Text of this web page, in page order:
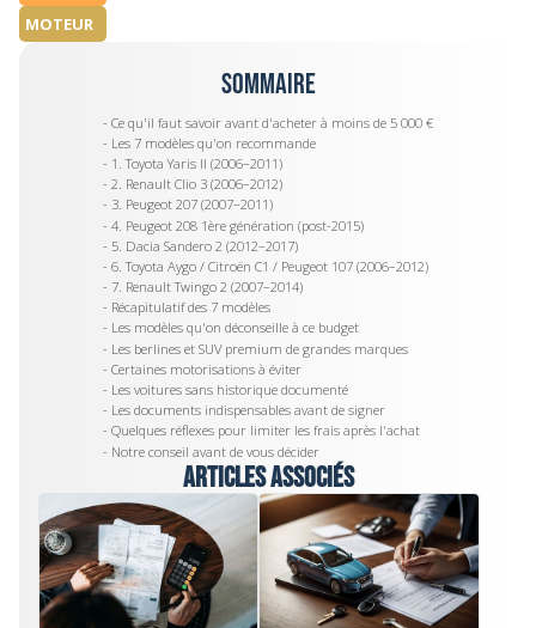
MOTEUR
Sommaire
- Ce qu'il faut savoir avant d'acheter à moins de 5 000 €
- Les 7 modèles qu'on recommande
- 1. Toyota Yaris II (2006–2011)
- 2. Renault Clio 3 (2006–2012)
- 3. Peugeot 207 (2007–2011)
- 4. Peugeot 208 1ère génération (post-2015)
- 5. Dacia Sandero 2 (2012–2017)
- 6. Toyota Aygo / Citroën C1 / Peugeot 107 (2006–2012)
- 7. Renault Twingo 2 (2007–2014)
- Récapitulatif des 7 modèles
- Les modèles qu'on déconseille à ce budget
- Les berlines et SUV premium de grandes marques
- Certaines motorisations à éviter
- Les voitures sans historique documenté
- Les documents indispensables avant de signer
- Quelques réflexes pour limiter les frais après l'achat
- Notre conseil avant de vous décider
Articles associés